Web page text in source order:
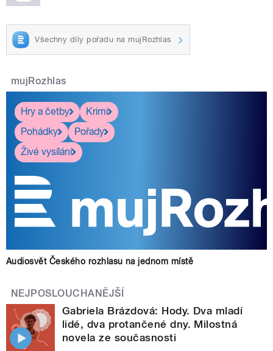
Všechny díly pořadu na mujRozhlas
mujRozhlas
Hry a četby
Krimi
Pohádky
Pořady
Živé vysílání
Audiosvět Českého rozhlasu na jednom místě
NEJPOSLOUCHANĚJŠÍ
Gabriela Brázdová: Hody. Dva mladí
lidé, dva protančené dny. Milostná
novela ze současnosti